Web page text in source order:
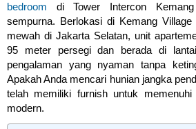
bedroom di Tower Intercon
sempurna. Berlokasi di Kemang
mewah di Jakarta Selatan, unit
95 meter persegi dan berada di
pengalaman yang nyaman tanpa
Apakah Anda mencari hunian jangka
telah memiliki furnish untuk
modern.